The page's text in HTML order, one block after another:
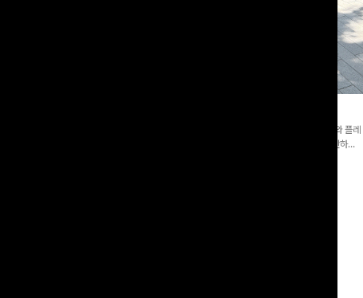
[데일리부터 여행룩까지]감각적인 레터링 티셔츠와 플레
어 핏 반바지가 함께 구성된 세트 아이템으로, 편안하면